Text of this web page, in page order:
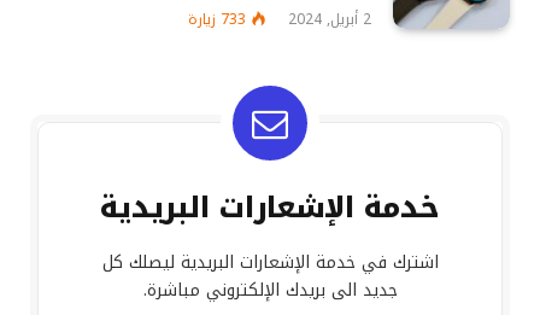
2 أبريل, 2024 733 زيارة
خدمة الإشعارات البريدية
اشترك في خدمة الإشعارات البريدية ليصلك كل
جديد الى بريدك الإلكتروني مباشرة.